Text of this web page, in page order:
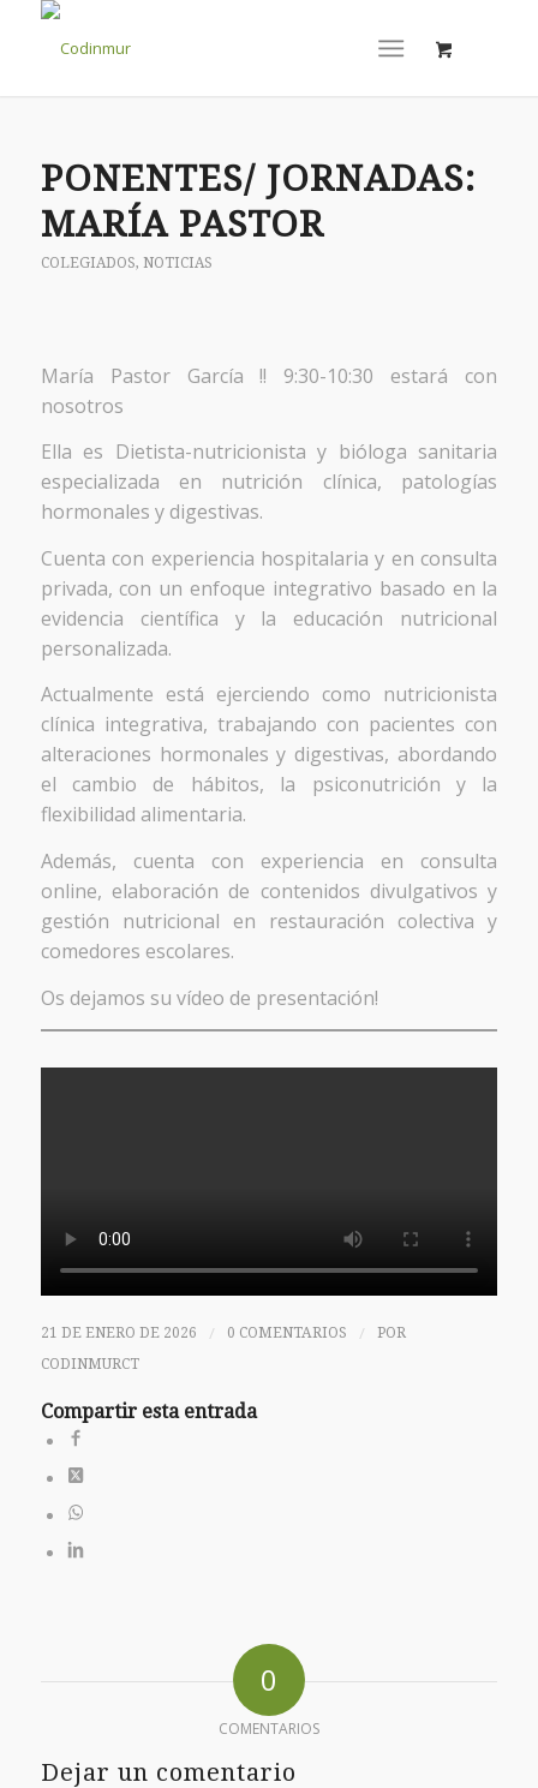
PONENTES/ JORNADAS:
MARÍA PASTOR
COLEGIADOS, NOTICIAS
María Pastor García !! 9:30-10:30 estará con
nosotros
Ella es Dietista-nutricionista y bióloga sanitaria
especializada en nutrición clínica, patologías
hormonales y digestivas.
Cuenta con experiencia hospitalaria y en consulta
privada, con un enfoque integrativo basado en la
evidencia científica y la educación nutricional
personalizada.
Actualmente está ejerciendo como nutricionista
clínica integrativa, trabajando con pacientes con
alteraciones hormonales y digestivas, abordando
el cambio de hábitos, la psiconutrición y la
flexibilidad alimentaria.
Además, cuenta con experiencia en consulta
online, elaboración de contenidos divulgativos y
gestión nutricional en restauración colectiva y
comedores escolares.
Os dejamos su vídeo de presentación!
21 DE ENERO DE 2026 / 0 COMENTARIOS /
POR
CODINMURCT
Compartir esta entrada
0
COMENTARIOS
Dejar un comentario